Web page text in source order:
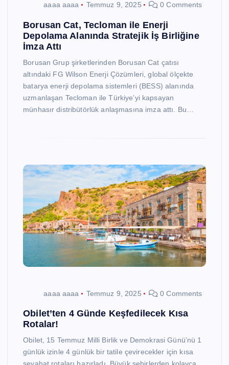
aaaa aaaa Temmuz 9, 2025 0 Comments
Borusan Cat, Tecloman ile Enerji
Depolama Alanında Stratejik İş Birliğine
İmza Attı
Borusan Grup şirketlerinden Borusan Cat çatısı
altındaki FG Wilson Enerji Çözümleri, global ölçekte
batarya enerji depolama sistemleri (BESS) alanında
uzmanlaşan Tecloman ile Türkiye’yi kapsayan
münhasır distribütörlük anlaşmasına imza attı. Bu…
aaaa aaaa Temmuz 9, 2025 0 Comments
Obilet’ten 4 Günde Keşfedilecek Kısa
Rotalar!
Obilet, 15 Temmuz Milli Birlik ve Demokrasi Günü’nü 1
günlük izinle 4 günlük bir tatile çevirecekler için kısa